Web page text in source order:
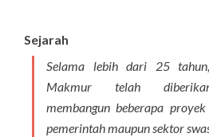
Sejarah
Selama lebih dari 25
Makmur telah
membangun beberapa
pemerintah maupun sektor